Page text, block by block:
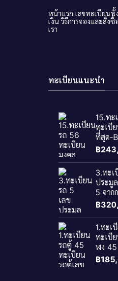
หน้าแรก เลขทะเบียนทั้
เงิน วิธีการจองและสั่ง
เรา
ทะเบียนแนะนำ
15.ทะ
ทะเบี
ที่สุด-
฿
3.ทะเ
ประมู
5 จาก
฿
1.ทะเ
ทะเบี
ฬง 45
฿